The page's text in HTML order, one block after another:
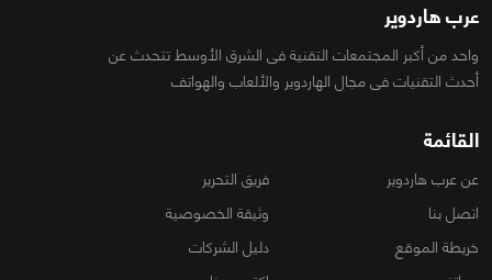
عرب هاردوير
واحد من أكبر المجتمعات التقنية فى الشرق الأوسط تتحدث عن
أحدث التقنيات فى مجال الهاردوير والألعاب والهواتف
القائمة
عن عرب هاردوير
فريق التحرير
اتصل بنا
وثيقة الخصوصية
خريطة الموقع
دليل الشركات